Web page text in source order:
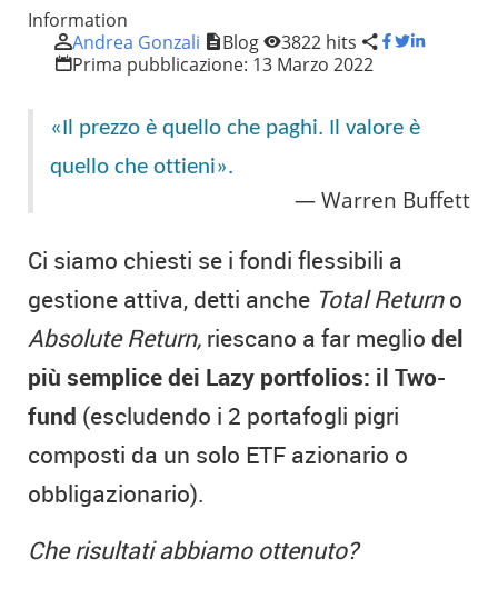
Information
Andrea Gonzali
Blog
3822 hits
Prima pubblicazione: 13 Marzo 2022
«Il prezzo è quello che paghi. Il valore è
quello che ottieni».
Warren Buffett
Ci siamo chiesti se i fondi flessibili a
gestione attiva, detti anche Total Returno
Absolute Return, riescano a far meglio del
più semplice dei Lazy portfolios: il Two-
fund (escludendo i 2 portafogli pigri
composti da un solo ETF azionario o
obbligazionario).
Che risultati abbiamo ottenuto?